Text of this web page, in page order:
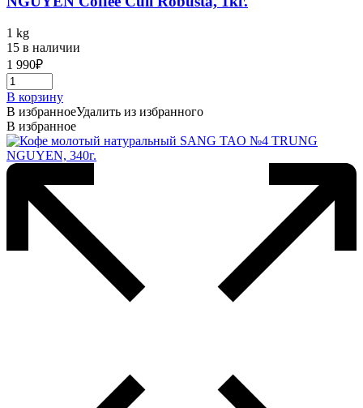
1 kg
15 в наличии
1 990₽
В корзину
В избранноеУдалить из избранного
В избранное